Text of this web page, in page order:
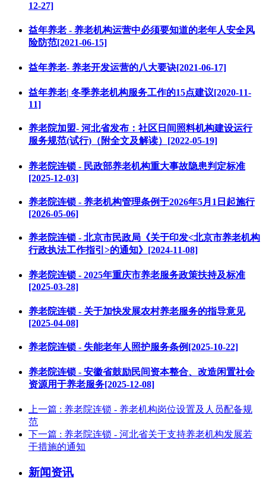
12-27]
益年养老 - 养老机构运营中必须要知道的老年人安全风
险防范[2021-06-15]
益年养老- 养老开发运营的八大要诀[2021-06-17]
益年养老| 冬季养老机构服务工作的15点建议[2020-11-
11]
养老院加盟- 河北省发布：社区日间照料机构建设运行
服务规范(试行)（附全文及解读）[2022-05-19]
养老院连锁 - 民政部养老机构重大事故隐患判定标准
[2025-12-03]
养老院连锁 - 养老机构管理条例于2026年5月1日起施行
[2026-05-06]
养老院连锁 - 北京市民政局《关于印发<北京市养老机构
行政执法工作指引>的通知》[2024-11-08]
养老院连锁 - 2025年重庆市养老服务政策扶持及标准
[2025-03-28]
养老院连锁 - 关于加快发展农村养老服务的指导意见
[2025-04-08]
养老院连锁 - 失能老年人照护服务条例[2025-10-22]
养老院连锁 - 安徽省鼓励民间资本整合、改造闲置社会
资源用于养老服务[2025-12-08]
上一篇 : 养老院连锁 - 养老机构岗位设置及人员配备规
范
下一篇 : 养老院连锁 - 河北省关于支持养老机构发展若
干措施的通知
新闻资讯